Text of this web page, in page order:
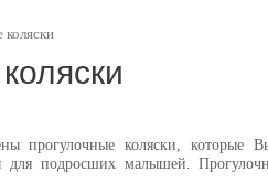
прогулочные коляски,
для подросших малышей.